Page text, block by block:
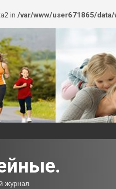
in /var/www/user671865/
журнал.